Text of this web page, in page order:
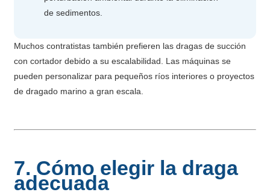
de sedimentos.
Muchos contratistas también prefieren las dragas de succión
con cortador debido a su escalabilidad. Las máquinas se
pueden personalizar para pequeños ríos interiores o proyectos
de dragado marino a gran escala.
7. Cómo elegir la draga
adecuada